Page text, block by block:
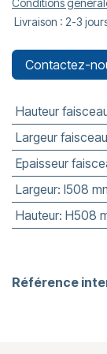
Livraison : 2-3
Contactez-
Hauteur
Largeur faisceau
Epaisseur
Largeur: l508
Hauteur: H508
Référence